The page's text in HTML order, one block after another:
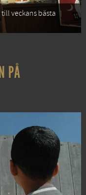
till veckans bästa
PÅ